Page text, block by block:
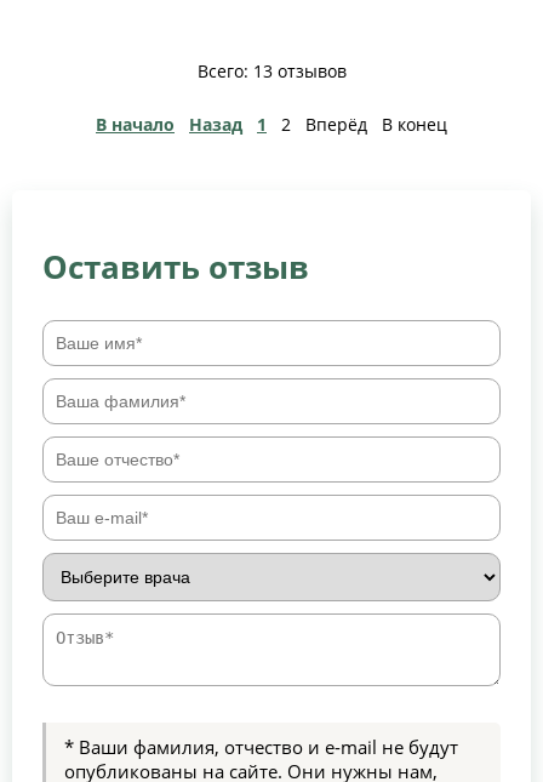
Всего: 13 отзывов
В начало Назад 1 2 Вперёд В конец
Оставить отзыв
* Ваши фамилия, отчество и e-mail не будут
опубликованы на сайте. Они нужны нам,